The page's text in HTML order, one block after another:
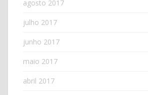
agosto 2017
julho 2017
junho 2017
maio 2017
abril 2017